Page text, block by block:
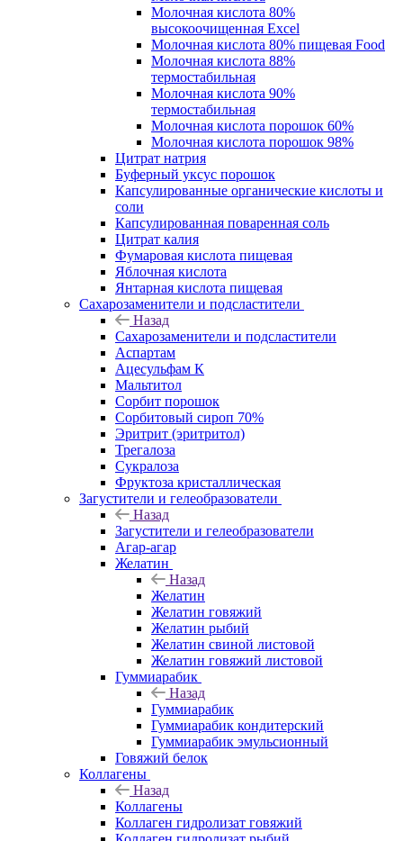
Молочная кислота 80%
высокоочищенная Excel
Молочная кислота 80% пищевая Food
Молочная кислота 88%
термостабильная
Молочная кислота 90%
термостабильная
Молочная кислота порошок 60%
Молочная кислота порошок 98%
Цитрат натрия
Буферный уксус порошок
Капсулированные органические кислоты и
соли
Капсулированная поваренная соль
Цитрат калия
Фумаровая кислота пищевая
Яблочная кислота
Янтарная кислота пищевая
Сахарозаменители и подсластители
Назад
Сахарозаменители и подсластители
Аспартам
Ацесульфам К
Мальтитол
Сорбит порошок
Сорбитовый сироп 70%
Эритрит (эритритол)
Трегалоза
Сукралоза
Фруктоза кристаллическая
Загустители и гелеобразователи
Назад
Загустители и гелеобразователи
Агар-агар
Желатин
Назад
Желатин
Желатин говяжий
Желатин рыбий
Желатин свиной листовой
Желатин говяжий листовой
Гуммиарабик
Назад
Гуммиарабик
Гуммиарабик кондитерский
Гуммиарабик эмульсионный
Говяжий белок
Коллагены
Назад
Коллагены
Коллаген гидролизат говяжий